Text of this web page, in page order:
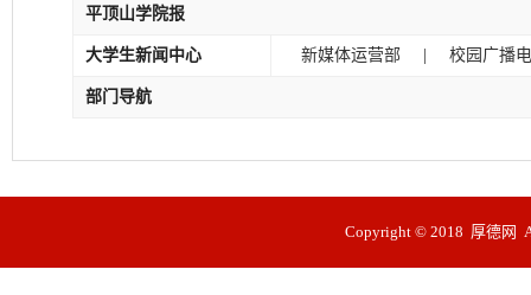
平顶山学院报
大学生新闻中心 新媒体运营部 | 校园广播
部门导航
Copyright © 2018 厚德网